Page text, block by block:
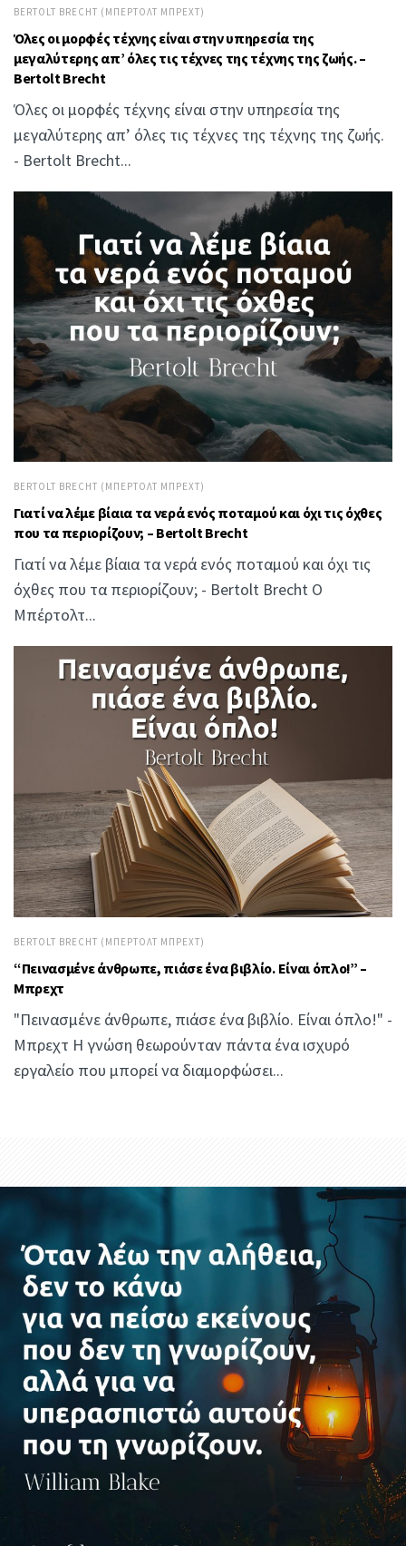
BERTOLT BRECHT (ΜΠΈΡΤΟΛΤ ΜΠΡΕΧΤ)
Όλες οι μορφές τέχνης είναι στην υπηρεσία της
μεγαλύτερης απ’ όλες τις τέχνες της τέχνης της ζωής. –
Bertolt Brecht
Όλες οι μορφές τέχνης είναι στην υπηρεσία της
μεγαλύτερης απ’ όλες τις τέχνες της τέχνης της ζωής.
- Bertolt Brecht...
BERTOLT BRECHT (ΜΠΈΡΤΟΛΤ ΜΠΡΕΧΤ)
Γιατί να λέμε βίαια τα νερά ενός ποταμού και όχι τις όχθες
που τα περιορίζουν; – Bertolt Brecht
Γιατί να λέμε βίαια τα νερά ενός ποταμού και όχι τις
όχθες που τα περιορίζουν; - Bertolt Brecht Ο
Μπέρτολτ...
BERTOLT BRECHT (ΜΠΈΡΤΟΛΤ ΜΠΡΕΧΤ)
“Πεινασμένε άνθρωπε, πιάσε ένα βιβλίο. Είναι όπλο!” –
Μπρεχτ
"Πεινασμένε άνθρωπε, πιάσε ένα βιβλίο. Είναι όπλο!" -
Μπρεχτ Η γνώση θεωρούνταν πάντα ένα ισχυρό
εργαλείο που μπορεί να διαμορφώσει...